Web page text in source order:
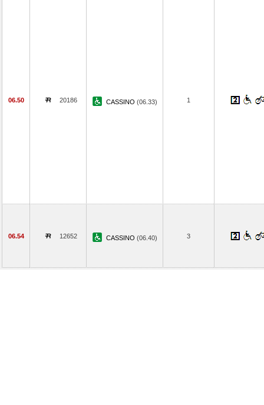
06.50 20186 CASSINO (06.33) 1
06.54 12652 CASSINO (06.40) 3